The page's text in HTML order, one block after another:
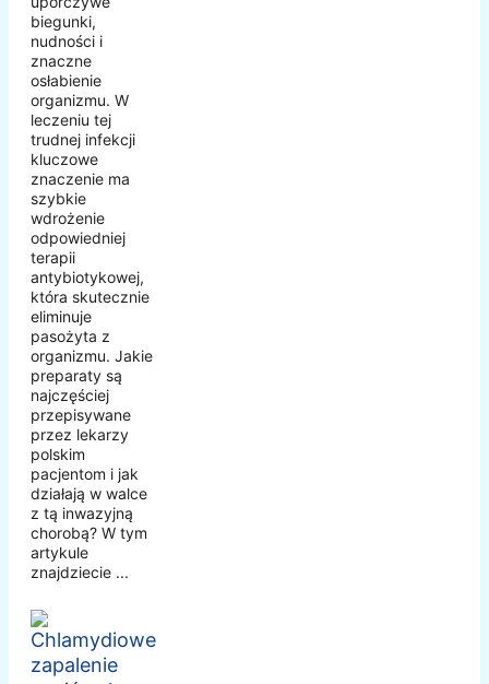
biegunki,
nudności i
znaczne
osłabienie
organizmu. W
leczeniu tej
trudnej infekcji
kluczowe
znaczenie ma
szybkie
wdrożenie
odpowiedniej
terapii
antybiotykowej,
która skutecznie
eliminuje
pasożyta z
organizmu. Jakie
preparaty są
najczęściej
przepisywane
przez lekarzy
polskim
pacjentom i jak
działają w walce
z tą inwazyjną
chorobą? W tym
artykule
znajdziecie ...